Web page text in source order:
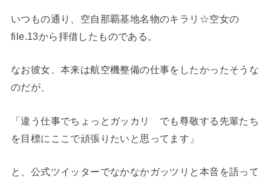
いつもの通り、空自那覇基地名物のキラリ☆空女の
file.13から拝借したものである。
なお彼女、本来は航空機整備の仕事をしたかったそうな
のだが、
「違う仕事でちょっとガッカリ でも尊敬する先輩たち
を目標にここで頑張りたいと思ってます」
と、公式ツイッターでなかなかガッツリと本音を語って